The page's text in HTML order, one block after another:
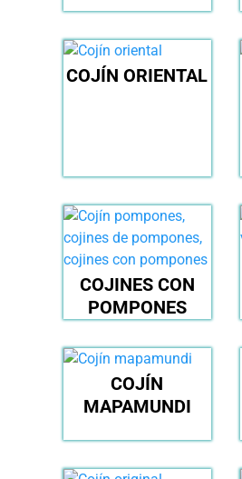
COJÍN ORIENTAL
COJINES CON
POMPONES
COJÍN
MAPAMUNDI